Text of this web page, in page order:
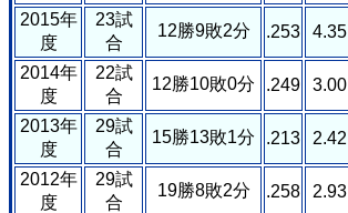
2015年
度
23試
合
12勝9敗2分 .253 4.35
2014年
度
22試
合
12勝10敗0分 .249 3.00
2013年
度
29試
合
15勝13敗1分 .213 2.42
2012年
度
29試
合
19勝8敗2分 .258 2.93